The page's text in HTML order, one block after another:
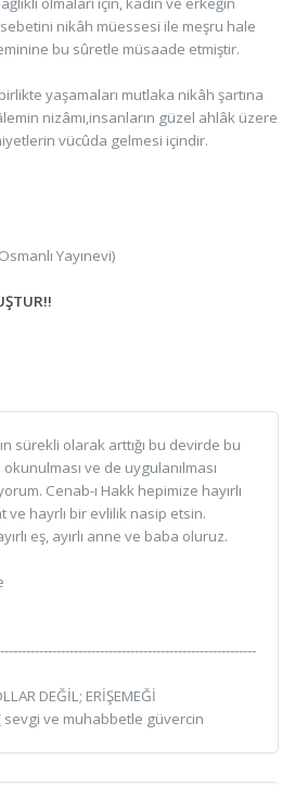
nikâh müessesi ile meşru hale
bu sûretle müsaade etmiştir.
yaşamaları mutlaka nikâh şartına
nizâmı,insanların güzel ahlâk üzere
vücûda gelmesi içindir.
Yayınevi)
sürekli olarak arttığı bu devirde bu
ve de uygulanılması
Cenab-ı Hakk hepimize hayırlı
ve hayrlı bir evlilik nasip etsin.
eş, ayırlı anne ve baba oluruz.
DEĞİL; ERİŞEMEĞİ
sevgi ve muhabbetle güvercin